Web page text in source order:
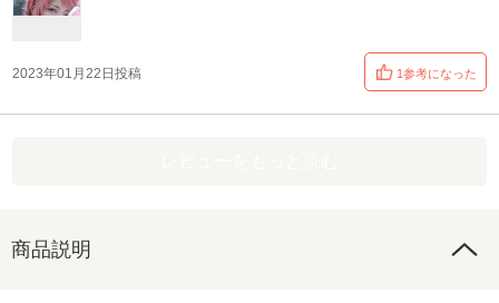
2023年01月22日投稿 1参考になった
商品説明